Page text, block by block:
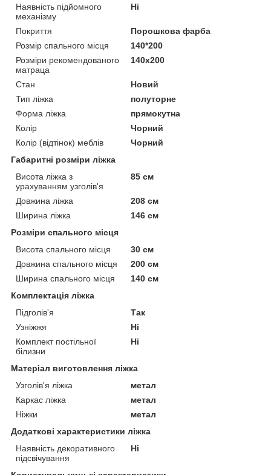
Наявність підйомного
механізму
Ні
Покриття
Порошкова фарба
Розмір спального місця
140*200
Розміри рекомендованого
матраца
140х200
Стан
Новий
Тип ліжка
полуторне
Форма ліжка
прямокутна
Колір
Чорний
Колір (відтінок) меблів
Чорний
Габаритні розміри ліжка
Висота ліжка з
урахуванням узголів'я
85 см
Довжина ліжка
208 см
Ширина ліжка
146 см
Розміри спального місця
Висота спального місця
30 см
Довжина спального місця
200 см
Ширина спального місця
140 см
Комплектація ліжка
Підголів'я
Так
Узніжжя
Ні
Комплект постільної
білизни
Ні
Матеріал виготовлення ліжка
Узголів'я ліжка
метал
Каркас ліжка
метал
Ніжки
метал
Додаткові характеристики ліжка
Наявність декоративного
підсвічування
Ні